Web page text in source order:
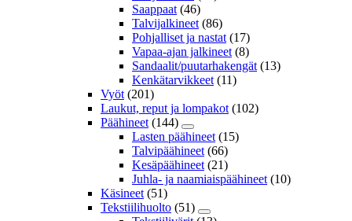
Saappaat (46)
Talvijalkineet (86)
Pohjalliset ja nastat (17)
Vapaa-ajan jalkineet (8)
Sandaalit/puutarhakengät (13)
Kenkätarvikkeet (11)
Vyöt (201)
Laukut, reput ja lompakot (102)
Päähineet (144)
Lasten päähineet (15)
Talvipäähineet (66)
Kesäpäähineet (21)
Juhla- ja naamiaispäähineet (10)
Käsineet (51)
Tekstiilihuolto (51)